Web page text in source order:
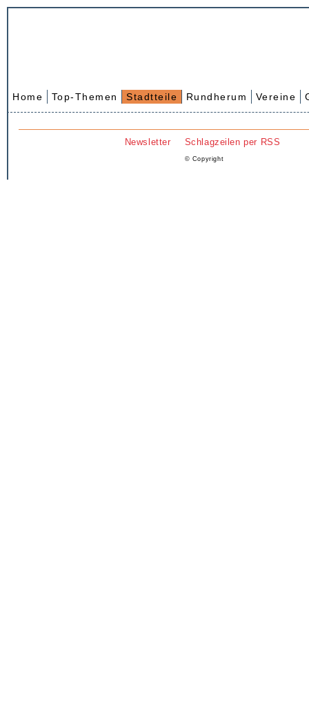
Home Top-Themen Stadtteile Rundherum Vereine
Newsletter Schlagzeilen per RSS
© Copyright